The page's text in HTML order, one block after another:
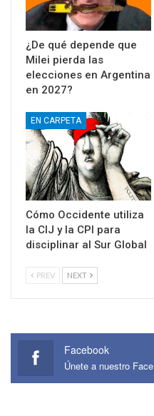
¿De qué depende que
Milei pierda las
elecciones en Argentina
en 2027?
EN CARPETA
Cómo Occidente utiliza
la CIJ y la CPI para
disciplinar al Sur Global
PREV NEXT
Facebook
Únete a nuestro Face